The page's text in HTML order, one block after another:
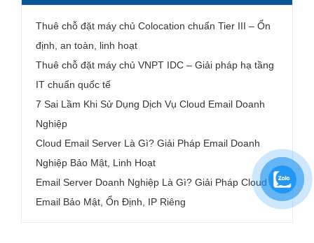
Thuê chỗ đặt máy chủ Colocation chuẩn Tier III – Ổn
định, an toàn, linh hoạt
Thuê chỗ đặt máy chủ VNPT IDC – Giải pháp hạ tầng
IT chuẩn quốc tế
7 Sai Lầm Khi Sử Dụng Dịch Vụ Cloud Email Doanh
Nghiệp
Cloud Email Server Là Gì? Giải Pháp Email Doanh
Nghiệp Bảo Mật, Linh Hoạt
Email Server Doanh Nghiệp Là Gì? Giải Pháp Cloud
Email Bảo Mật, Ổn Định, IP Riêng